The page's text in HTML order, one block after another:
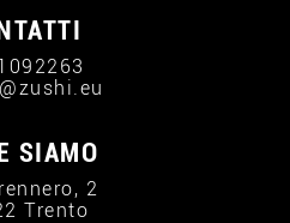
SIAMO
2
Trento